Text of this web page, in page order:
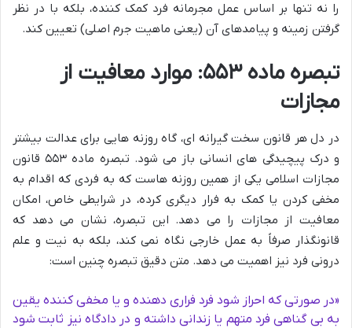
را نه تنها بر اساس عمل مجرمانه فرد کمک کننده، بلکه با در نظر
گرفتن زمینه و پیامدهای آن (یعنی ماهیت جرم اصلی) تعیین کند.
تبصره ماده ۵۵۳: موارد معافیت از
مجازات
در دل هر قانون سخت گیرانه ای، گاه روزنه هایی برای عدالت بیشتر
و درک پیچیدگی های انسانی باز می شود. تبصره ماده ۵۵۳ قانون
مجازات اسلامی یکی از همین روزنه هاست که به فردی که اقدام به
مخفی کردن یا کمک به فرار دیگری کرده، در شرایطی خاص، امکان
معافیت از مجازات را می دهد. این تبصره، نشان می دهد که
قانونگذار صرفاً به عمل خارجی نگاه نمی کند، بلکه به نیت و علم
درونی فرد نیز اهمیت می دهد. متن دقیق تبصره چنین است:
«در صورتی که احراز شود فرد فراری دهنده و یا مخفی کننده یقین
به بی گناهی فرد متهم یا زندانی داشته و در دادگاه نیز ثابت شود